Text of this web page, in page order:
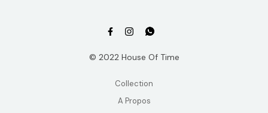
© 2022 House Of Time
Collection
A Propos